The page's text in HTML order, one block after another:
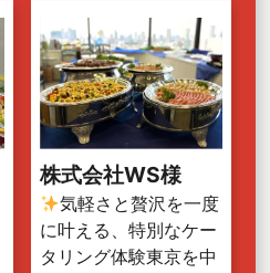
株式会社WS様
気軽さと贅沢を一度
に叶える、特別なケー
タリング体験東京を中